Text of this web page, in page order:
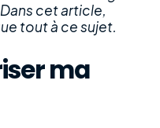
cet article,
tout à ce sujet.
ma